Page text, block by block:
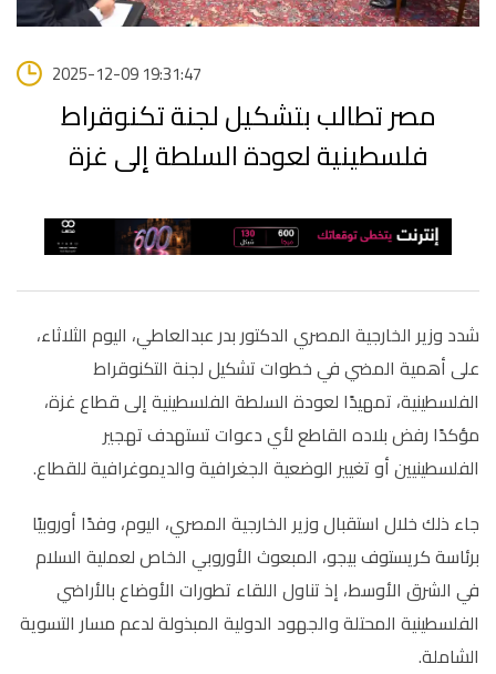
2025-12-09 19:31:47
مصر تطالب بتشكيل لجنة تكنوقراط
فلسطينية لعودة السلطة إلى غزة
شدد وزير الخارجية المصري الدكتور بدر عبدالعاطي، اليوم الثلاثاء،
على أهمية المضي في خطوات تشكيل لجنة التكنوقراط
الفلسطينية، تمهيدًا لعودة السلطة الفلسطينية إلى قطاع غزة،
مؤكدًا رفض بلاده القاطع لأي دعوات تستهدف تهجير
الفلسطينيين أو تغيير الوضعية الجغرافية والديموغرافية للقطاع.
جاء ذلك خلال استقبال وزير الخارجية المصري، اليوم، وفدًا أوروبيًا
برئاسة كريستوف بيجو، المبعوث الأوروبي الخاص لعملية السلام
في الشرق الأوسط، إذ تناول اللقاء تطورات الأوضاع بالأراضي
الفلسطينية المحتلة والجهود الدولية المبذولة لدعم مسار التسوية
الشاملة.